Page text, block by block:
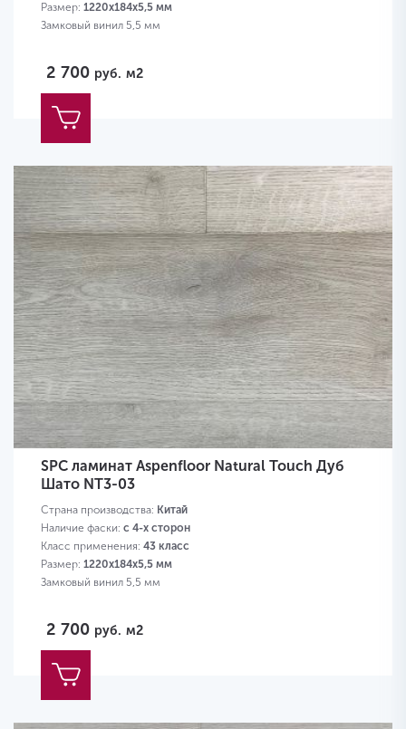
Размер: 1220х184х5,5 мм
Замковый винил 5,5 мм
2 700 руб. м2
SPC ламинат Aspenfloor Natural Touch Дуб
Шато NT3-03
Страна производства: Китай
Наличие фаски: с 4-х сторон
Класс применения: 43 класс
Размер: 1220х184х5,5 мм
Замковый винил 5,5 мм
2 700 руб. м2